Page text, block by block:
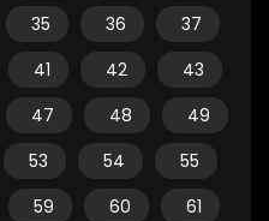
35 36
37
41 42
43
47 48
49
53 54
55
59 60
61